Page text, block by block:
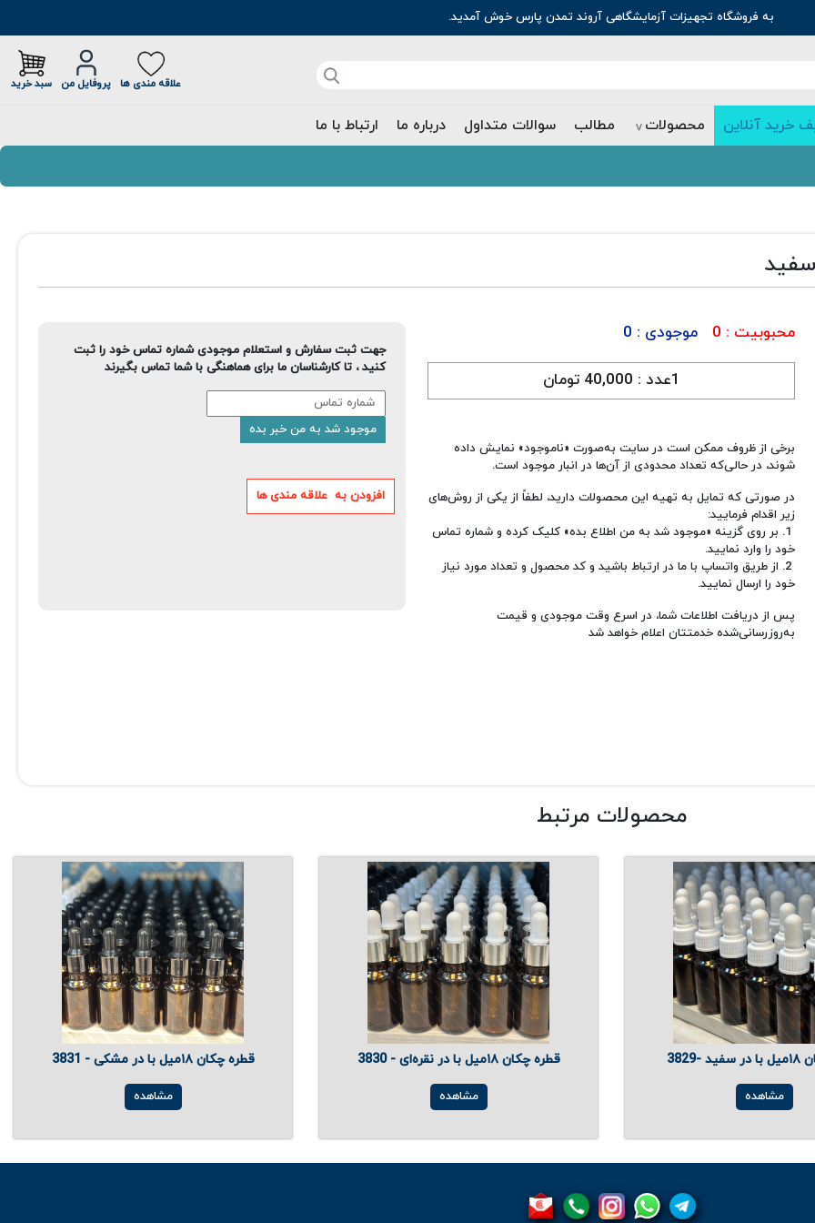
به فروشگاه تجهیزات آزمایشگاهی آروند تمدن پارس خوش آمدید.
علاقه مندی ها پروفایل من سبد خرید
خرید آنلاین محصولات مطالب سوالات متداول درباره ما ارتباط با ما
محبوبیت : 0 موجودی : 0
1عدد : 40,000 تومان
برخی از ظروف ممکن است در سایت به‌صورت «ناموجود» نمایش داده
شوند، در حالی‌که تعداد محدودی از آن‌ها در انبار موجود است.
در صورتی که تمایل به تهیه این محصولات دارید، لطفاً از یکی از روش‌های
زیر اقدام فرمایید:
1. بر روی گزینه «موجود شد به من اطلاع بده» کلیک کرده و شماره تماس
خود را وارد نمایید.
2. از طریق واتساپ با ما در ارتباط باشید و کد محصول و تعداد مورد نیاز
خود را ارسال نمایید.
پس از دریافت اطلاعات شما، در اسرع وقت موجودی و قیمت
به‌روزرسانی‌شده خدمتتان اعلام خواهد شد
جهت ثبت سفارش و استعلام موجودی شماره تماس خود را ثبت
کنید ، تا کارشناسان ما برای هماهنگی با شما تماس بگیرند
محصولات مرتبط
قطره چکان ۱۸میل با در مشکی - 3831
مشاهده
قطره چکان ۱۸میل با در نقره‌ای - 3830
مشاهده
-3829
مشاهده